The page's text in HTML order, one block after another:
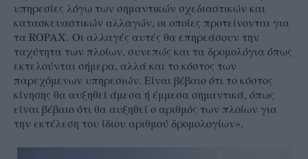
υπηρεσίες λόγω των σημαντικών σχεδιαστικών και
κατασκευαστικών αλλαγών, οι οποίες προτείνονται για
τα ROPAX. Οι αλλαγές αυτές θα επηρεάσουν την
ταχύτητα των πλοίων, συνεπώς και τα δρομολόγια όπως
εκτελούνται σήμερα, αλλά και το κόστος των
παρεχόμενων υπηρεσιών. Είναι βέβαιο ότι το κόστος
κίνησης θα αυξηθεί άμεσα ή έμμεσα σημαντικά, όπως
είναι βέβαιο ότι θα αυξηθεί ο αριθμός των πλοίων για
την εκτέλεση του ίδιου αριθμού δρομολογίων».